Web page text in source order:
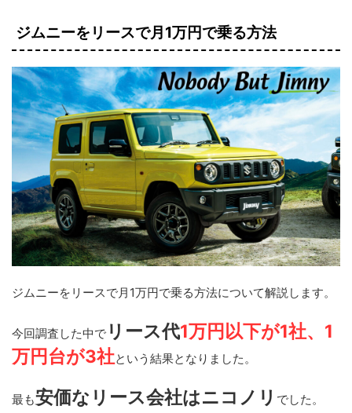
ジムニーをリースで月1万円で乗る方法
ジムニーをリースで月1万円で乗る方法について解説します。
今回調査した中で リース代1万円以下が1社、1
万円台が3社という結果となりました。
最も安価なリース会社はニコノリ でした。